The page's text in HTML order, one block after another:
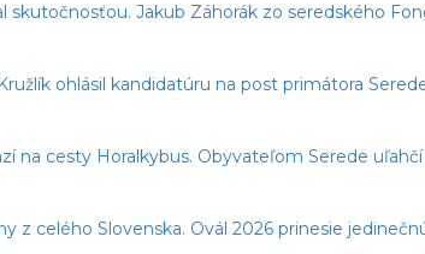
skutočnosťou. Jakub Záhorák zo seredského
ohlásil kandidatúru na post primátora
na cesty Horalkybus. Obyvateľom Serede
z celého Slovenska. Ovál 2026 prinesie